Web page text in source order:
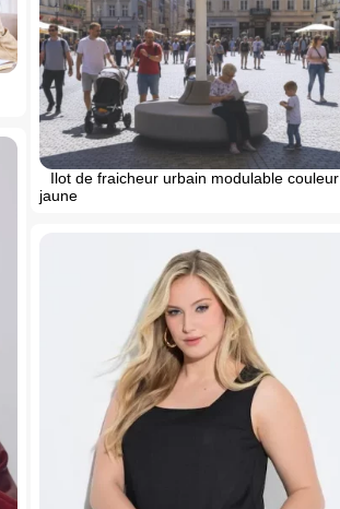
Ilot de fraicheur urbain modulable couleur
jaune